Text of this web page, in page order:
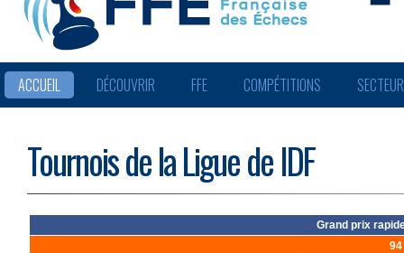
ACCUEIL DÉCOUVRIR FFE COMPÉTITIONS
Tournois de la Ligue de IDF
Grand prix
94